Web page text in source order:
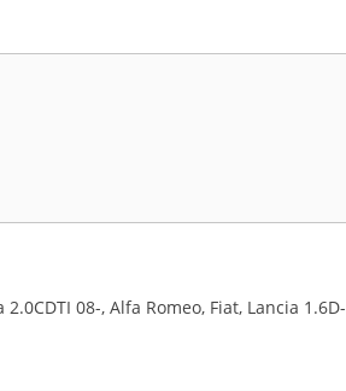
08-, Alfa Romeo, Fiat, Lancia 1.6D-